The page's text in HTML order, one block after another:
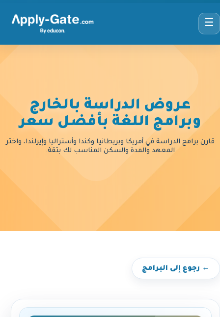
☰
عروض الدراسة بالخارج
وبرامج اللغة بأفضل سعر
قارن برامج الدراسة في أمريكا وبريطانيا وكندا وأستراليا وإيرلندا، واختر
المعهد والمدة والسكن المناسب لك بثقة.
← رجوع إلى البرامج